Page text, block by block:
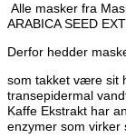
Alle masker fra
ARABICA SEED
Derfor hedder
som takket være sit
transepidermal
Kaffe Ekstrakt har
enzymer som virker